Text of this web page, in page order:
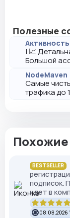
Полезные
| 📈
Большой
NodeMaven
Самые
трафика до
BESTSELLER
подписок.
идет в
08.08.2026